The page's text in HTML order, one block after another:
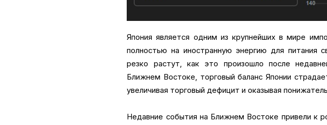
Япония является одним из крупнейших в мире
полностью на иностранную энергию для питания
резко растут, как это произошло после
Ближнем Востоке, торговый баланс Японии
увеличивая торговый дефицит и оказывая
Недавние события на Ближнем Востоке привели к